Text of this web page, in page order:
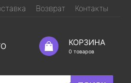
Возврат Контакты
КОРЗИНА
0 товаров